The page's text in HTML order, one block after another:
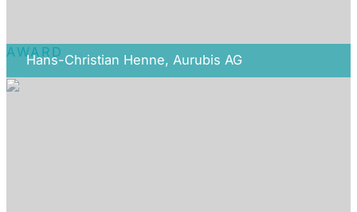
Hans-Christian Henne, Aurubis AG
AWARD